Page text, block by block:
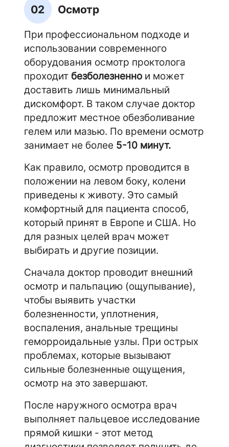
02 Осмотр
При профессиональном подходе и
использовании современного
оборудования осмотр проктолога
проходит безболезненнои может
доставить лишь минимальный
дискомфорт. В таком случае доктор
предложит местное обезболивание
гелем или мазью. По времени осмотр
занимает не более 5-10 минут.
Как правило, осмотр проводится в
положении на левом боку, колени
приведены к животу. Это самый
комфортный для пациента способ,
который принят в Европе и США. Но
для разных целей врач может
выбирать и другие позиции.
Сначала доктор проводит внешний
осмотр и пальпацию (ощупывание),
чтобы выявить участки
болезненности, уплотнения,
воспаления, анальные трещины
геморроидальные узлы. При острых
проблемах, которые вызывают
сильные болезненные ощущения,
осмотр на это завершают.
После наружного осмотра врач
выполняет пальцевое исследование
прямой кишки - этот метод